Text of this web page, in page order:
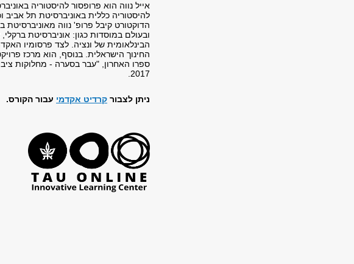
אייל נווה הוא פרופסור להיסטוריה
להיסטוריה כללית באוניברסיטת תל
הדוקטורט קיבל פרופ' נווה
ובעולם במוסדות כגון: אוניברסיטת
הבינלאומית של ונציה. לצד פרסומיו
החינוך הישראלית. בנוסף, הוא מרכז
ספרו האחרון, "עבר בסערה - מחלוקות
2017.
ניתן לצבור קרדיט אקדמי עבור הקורס.